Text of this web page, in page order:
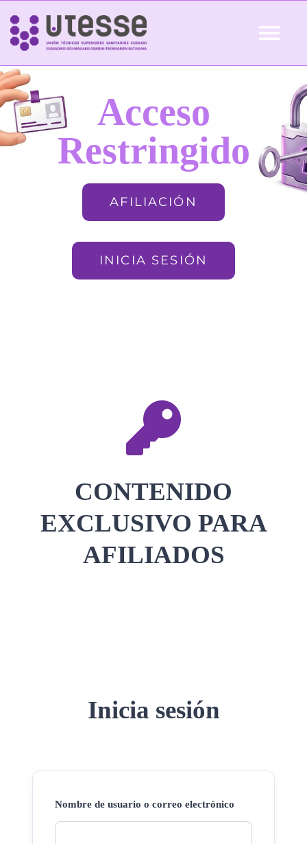
Skip
content
Inicio
QUIÉNES SOMOS Acceso
Restringido
AFILIACIÓN
INICIA SESIÓN
CONTENIDO
EXCLUSIVO PARA
AFILIADOS
Inicia sesión
Nombre de usuario o correo electrónico